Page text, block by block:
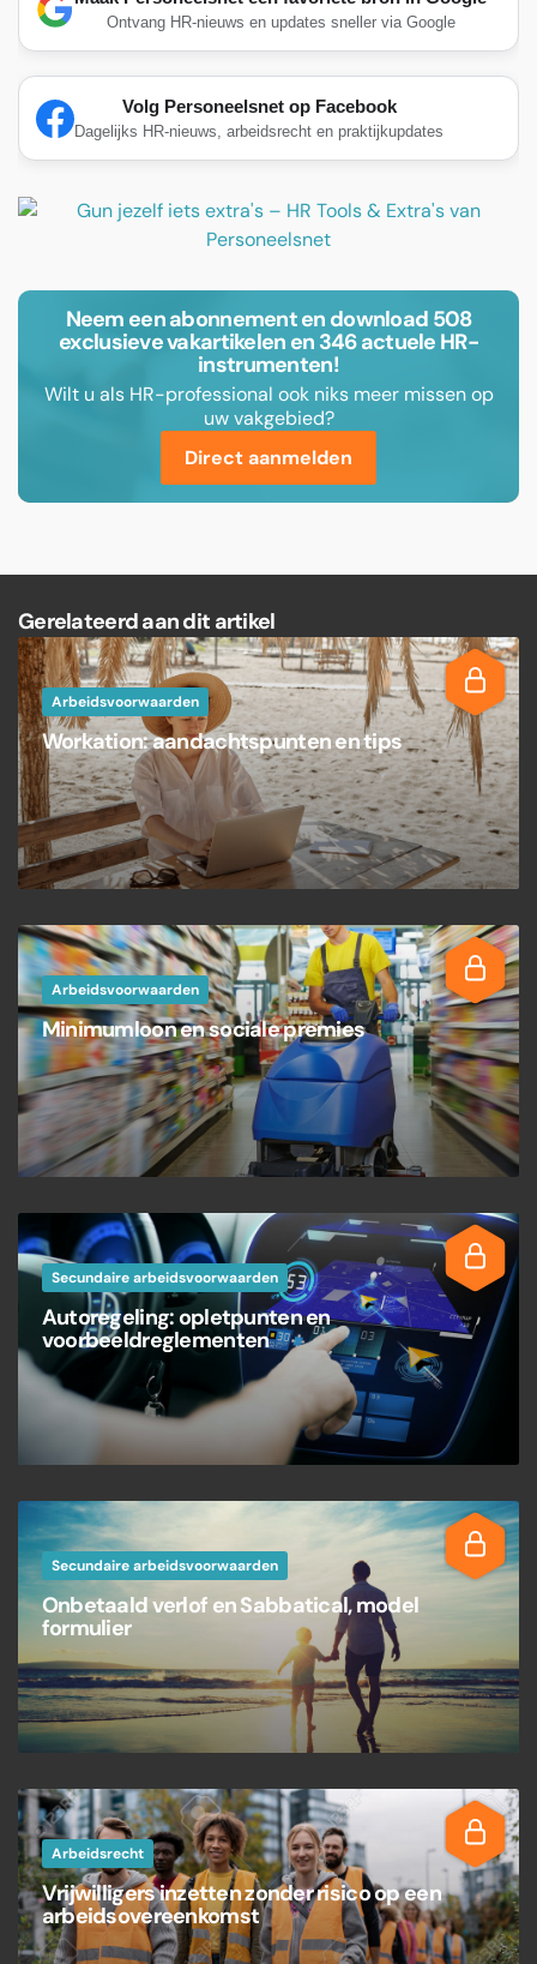
Ontvang HR-nieuws en updates sneller via Google
Volg Personeelsnet op Facebook
Dagelijks HR-nieuws, arbeidsrecht en praktijkupdates
Neem een abonnement en download 508
exclusieve vakartikelen en 346 actuele HR-
instrumenten!
Wilt u als HR-professional ook niks meer missen op
uw vakgebied?
Direct aanmelden
Gerelateerd aan dit artikel
Arbeidsvoorwaarden
Workation: aandachtspunten en tips
Arbeidsvoorwaarden
Minimumloon en sociale premies
Secundaire arbeidsvoorwaarden
Autoregeling: opletpunten en
voorbeeldreglementen
Secundaire arbeidsvoorwaarden
Onbetaald verlof en Sabbatical, model
formulier
Arbeidsrecht
Vrijwilligers inzetten zonder risico op een
arbeidsovereenkomst